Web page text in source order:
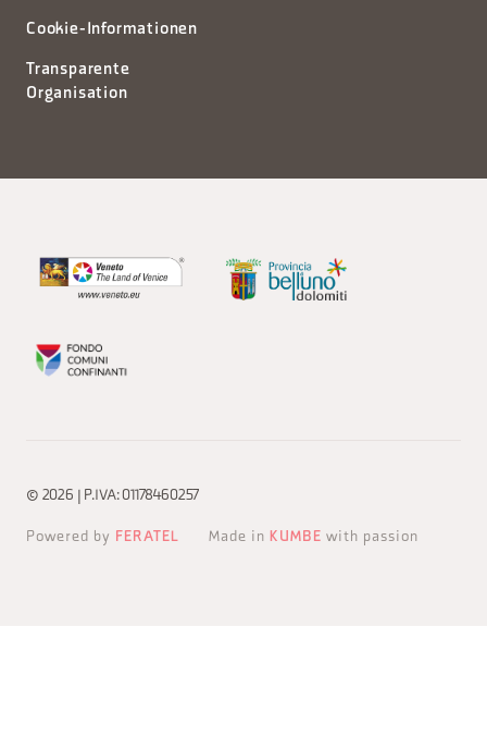
Cookie-Informationen
Transparente
Organisation
© 2026 | P.IVA: 01178460257
Powered by FERATEL Made in KUMBE with passion